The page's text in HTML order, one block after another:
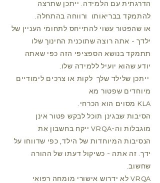
הדרגתית עם הלמידה. ייתכן שתרצה
להתמקד בבריאותו
ורווחה בהתחלה.
או שהפטור עשוי להתייחס לתחומי העניין של
ילדך - אתה רוצה שתוכנית החינוך שלו
תתמקד בנושא הספציפי הזה כפי שאתה
יודע שהוא יועיל ללמידה שלו.
ייתכן שלילד שלך לקות או צרכים לימודיים
מיוחדים שפטור מא
KLA מסוים הוא הכרחי.
הסיבות שבגינן תוכל לבקש פטור אינן
מוגבלות וה-VRQA ייקח בחשבון את
הנסיבות המיוחדות של הילד, כפי שדווחו על
ידך. זה אתה - כשיקול דעתו של ההורה
שחשוב.
VRQA לא ידרוש אישורי מומחה רפואי